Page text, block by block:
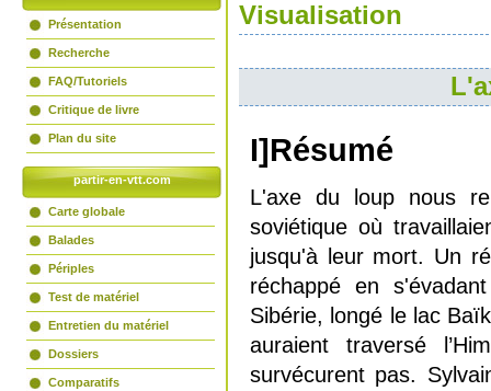
Présentation
Recherche
FAQ/Tutoriels
Critique de livre
Plan du site
partir-en-vtt.com
Carte globale
Balades
Périples
Test de matériel
Entretien du matériel
Dossiers
Comparatifs
Visualisation
I]Résumé
L'axe du loup nous
soviétique où
jusqu'à leur mort. Un
réchappé en
Sibérie, longé le lac
auraient traversé
survécurent pas.